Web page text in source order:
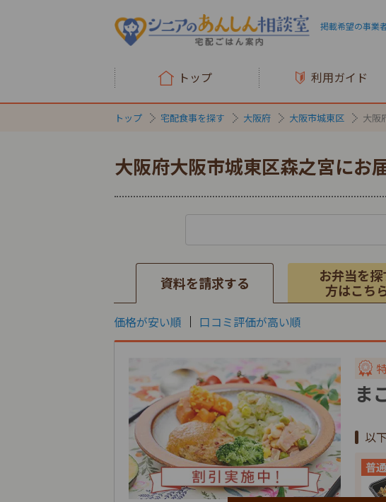
掲載希望の事業
トップ 利用ガイド
トップ 宅配食事を探す 大阪府 大阪市城東区 大阪
大阪府大阪市城東区森之宮にお
資料を請求する
お弁当を探
方はこち
価格が安い順 口コミ評価が高い順
ま
以